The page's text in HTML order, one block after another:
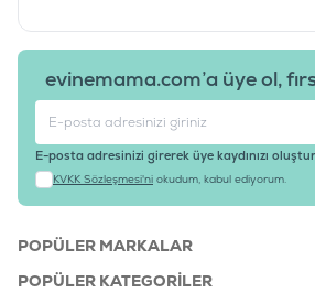
evinemama.com’a üye ol,
E-posta adresinizi girerek üye kaydınızı
KVKK Sözleşmesi'ni okudum, kabul ediyorum.
POPÜLER MARKALAR
POPÜLER KATEGORILER